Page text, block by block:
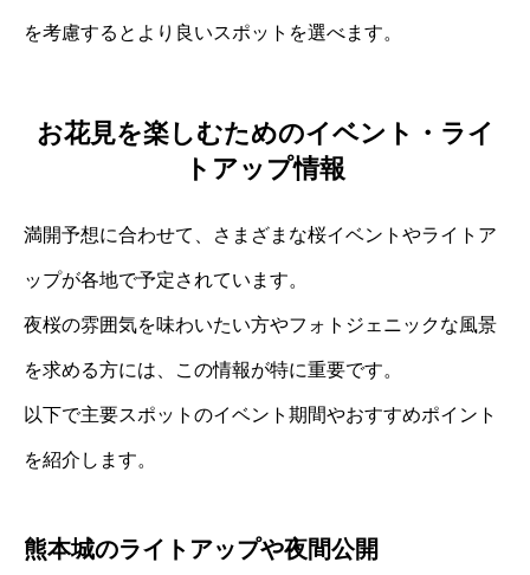
を考慮するとより良いスポットを選べます。
お花見を楽しむためのイベント・ライ
トアップ情報
満開予想に合わせて、さまざまな桜イベントやライトア
ップが各地で予定されています。
夜桜の雰囲気を味わいたい方やフォトジェニックな風景
を求める方には、この情報が特に重要です。
以下で主要スポットのイベント期間やおすすめポイント
を紹介します。
熊本城のライトアップや夜間公開